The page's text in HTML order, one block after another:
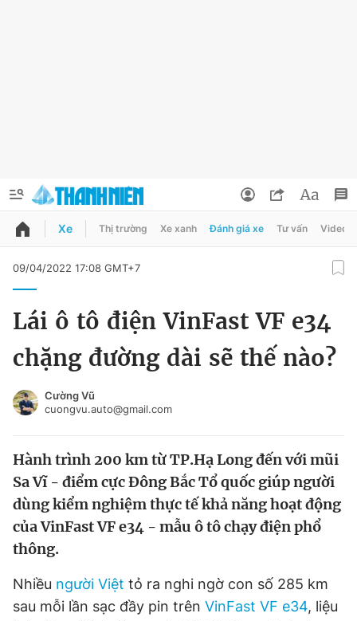
QUẢNG CÁO
Chào ngày mới
Tin thị trường Tin 360
Video Magazine
Tiện ích Bạn cần biết
Đổi mật khẩu
Tin đã lưu
Tin đã xem
Xe Thị trường Xe xanh Đánh giá xe Tư vấn Video
09/04/2022 17:08 GMT+7
Lái ô tô điện VinFast VF e34
chặng đường dài sẽ thế nào?
Cường Vũ
cuongvu.auto@gmail.com
Hành trình 200 km từ TP.Hạ Long đến với mũi
Sa Vĩ - điểm cực Đông Bắc Tổ quốc giúp người
dùng kiểm nghiệm thực tế khả năng hoạt động
của VinFast VF e34 - mẫu ô tô chạy điện phổ
thông.
Nhiều người Việt tỏ ra nghi ngờ con số 285 km
sau mỗi lần sạc đầy pin trên VinFast VF e34, liệu